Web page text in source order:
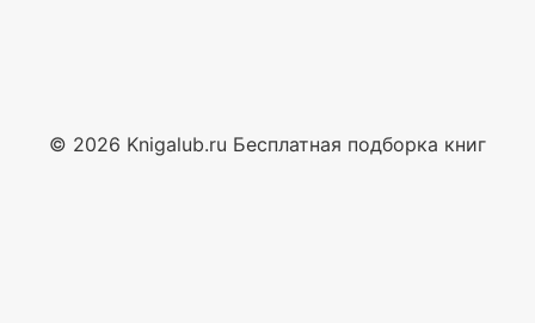
© 2026 Knigalub.ru Бесплатная подборка книг